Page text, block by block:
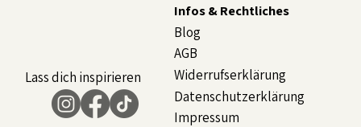
Infos & Rechtliches
Blog
AGB
Widerrufserklärung
Datenschutzerklärung
Impressum
Lass dich inspirieren